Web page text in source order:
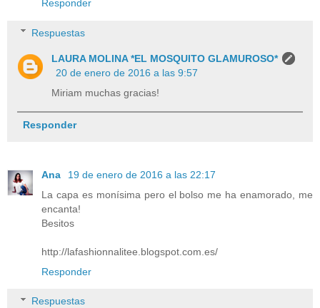
Responder
Respuestas
LAURA MOLINA *EL MOSQUITO GLAMUROSO*
20 de enero de 2016 a las 9:57
Miriam muchas gracias!
Responder
Ana
19 de enero de 2016 a las 22:17
La capa es monísima pero el bolso me ha enamorado, me
encanta!
Besitos
http://lafashionnalitee.blogspot.com.es/
Responder
Respuestas